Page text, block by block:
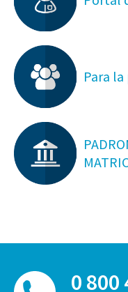
Para
0 800